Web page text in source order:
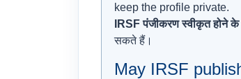
keep the profile private.
IRSF पंजीकरण स्वीकृत होने के
सकते हैं।
May IRSF